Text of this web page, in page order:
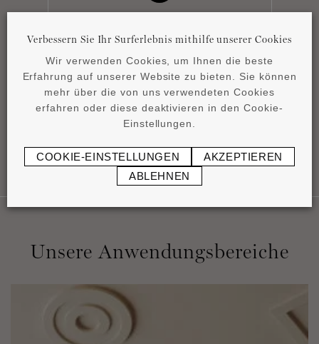
Montageanleitung
pdf 0,44 MB
Unsere Anwendungsbereiche
Verbessern Sie Ihr Surferlebnis mithilfe unserer Cookies
Wir verwenden Cookies, um Ihnen die beste
Erfahrung auf unserer Website zu bieten. Sie können
mehr über die von uns verwendeten Cookies
erfahren oder diese deaktivieren in den Cookie-
Einstellungen.
COOKIE-EINSTELLUNGEN
AKZEPTIEREN
ABLEHNEN